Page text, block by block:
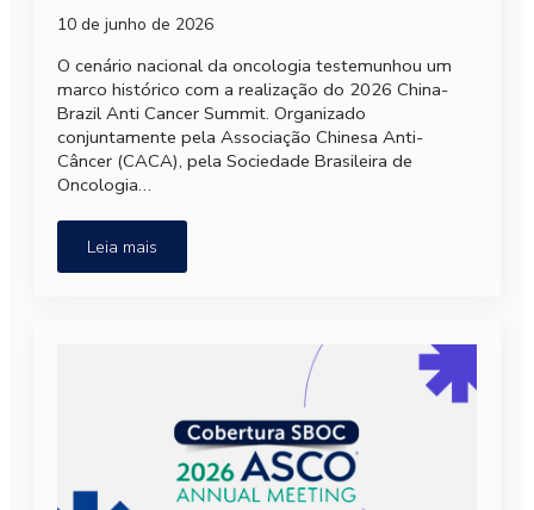
10 de junho de 2026
O cenário nacional da oncologia testemunhou um
marco histórico com a realização do 2026 China-
Brazil Anti Cancer Summit. Organizado
conjuntamente pela Associação Chinesa Anti-
Câncer (CACA), pela Sociedade Brasileira de
Oncologia…
Leia mais